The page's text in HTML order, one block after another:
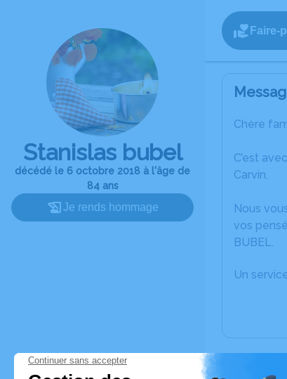
Stanislas bubel
décédé le 6 octobre 2018 à l'âge de
84 ans
Je rends hommage
Faire-
Chère
C’est
Carvin.
Nous
vos
BUBEL.
Un